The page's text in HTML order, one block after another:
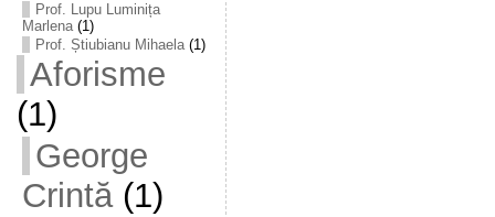
Prof. Lupu Luminița
Marlena(1)
Prof. Știubianu Mihaela(1)
Aforisme
(1)
George
Crintă(1)